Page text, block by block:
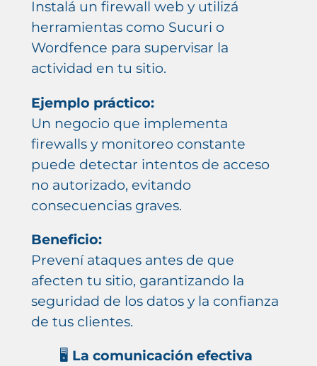
Instalá un firewall web y utilizá
herramientas como Sucuri o
Wordfence para supervisar la
actividad en tu sitio.
Ejemplo práctico:
Un negocio que implementa
firewalls y monitoreo constante
puede detectar intentos de acceso
no autorizado, evitando
consecuencias graves.
Beneficio:
Prevení ataques antes de que
afecten tu sitio, garantizando la
seguridad de los datos y la confianza
de tus clientes.
🖥️ La comunicación efectiva